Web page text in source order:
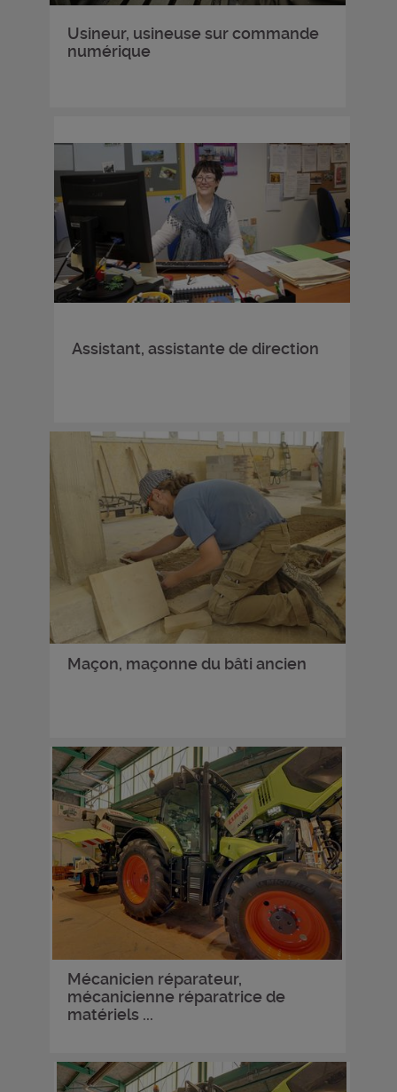
Usineur, usineuse sur commande
numérique
Assistant, assistante de direction
Maçon, maçonne du bâti ancien
Mécanicien réparateur,
mécanicienne réparatrice de
matériels ...